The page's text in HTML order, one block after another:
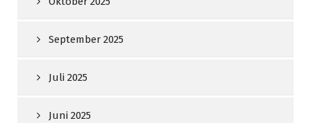
September 2025
Juli 2025
Juni 2025